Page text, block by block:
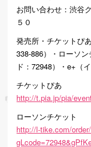
お問い合わせ：渋谷
５０
発売所・チケットぴ
338-886）・ローソ
ド：72948）・e+（
チケットぴあ
http://t.pia.jp/pia/
ローソンチケット
http://l-tike.com/